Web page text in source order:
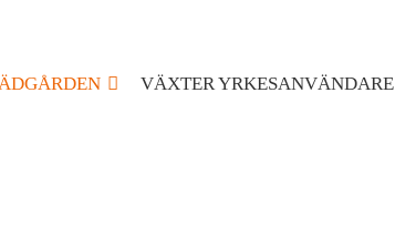
VÄXTER YRKESANVÄNDARE